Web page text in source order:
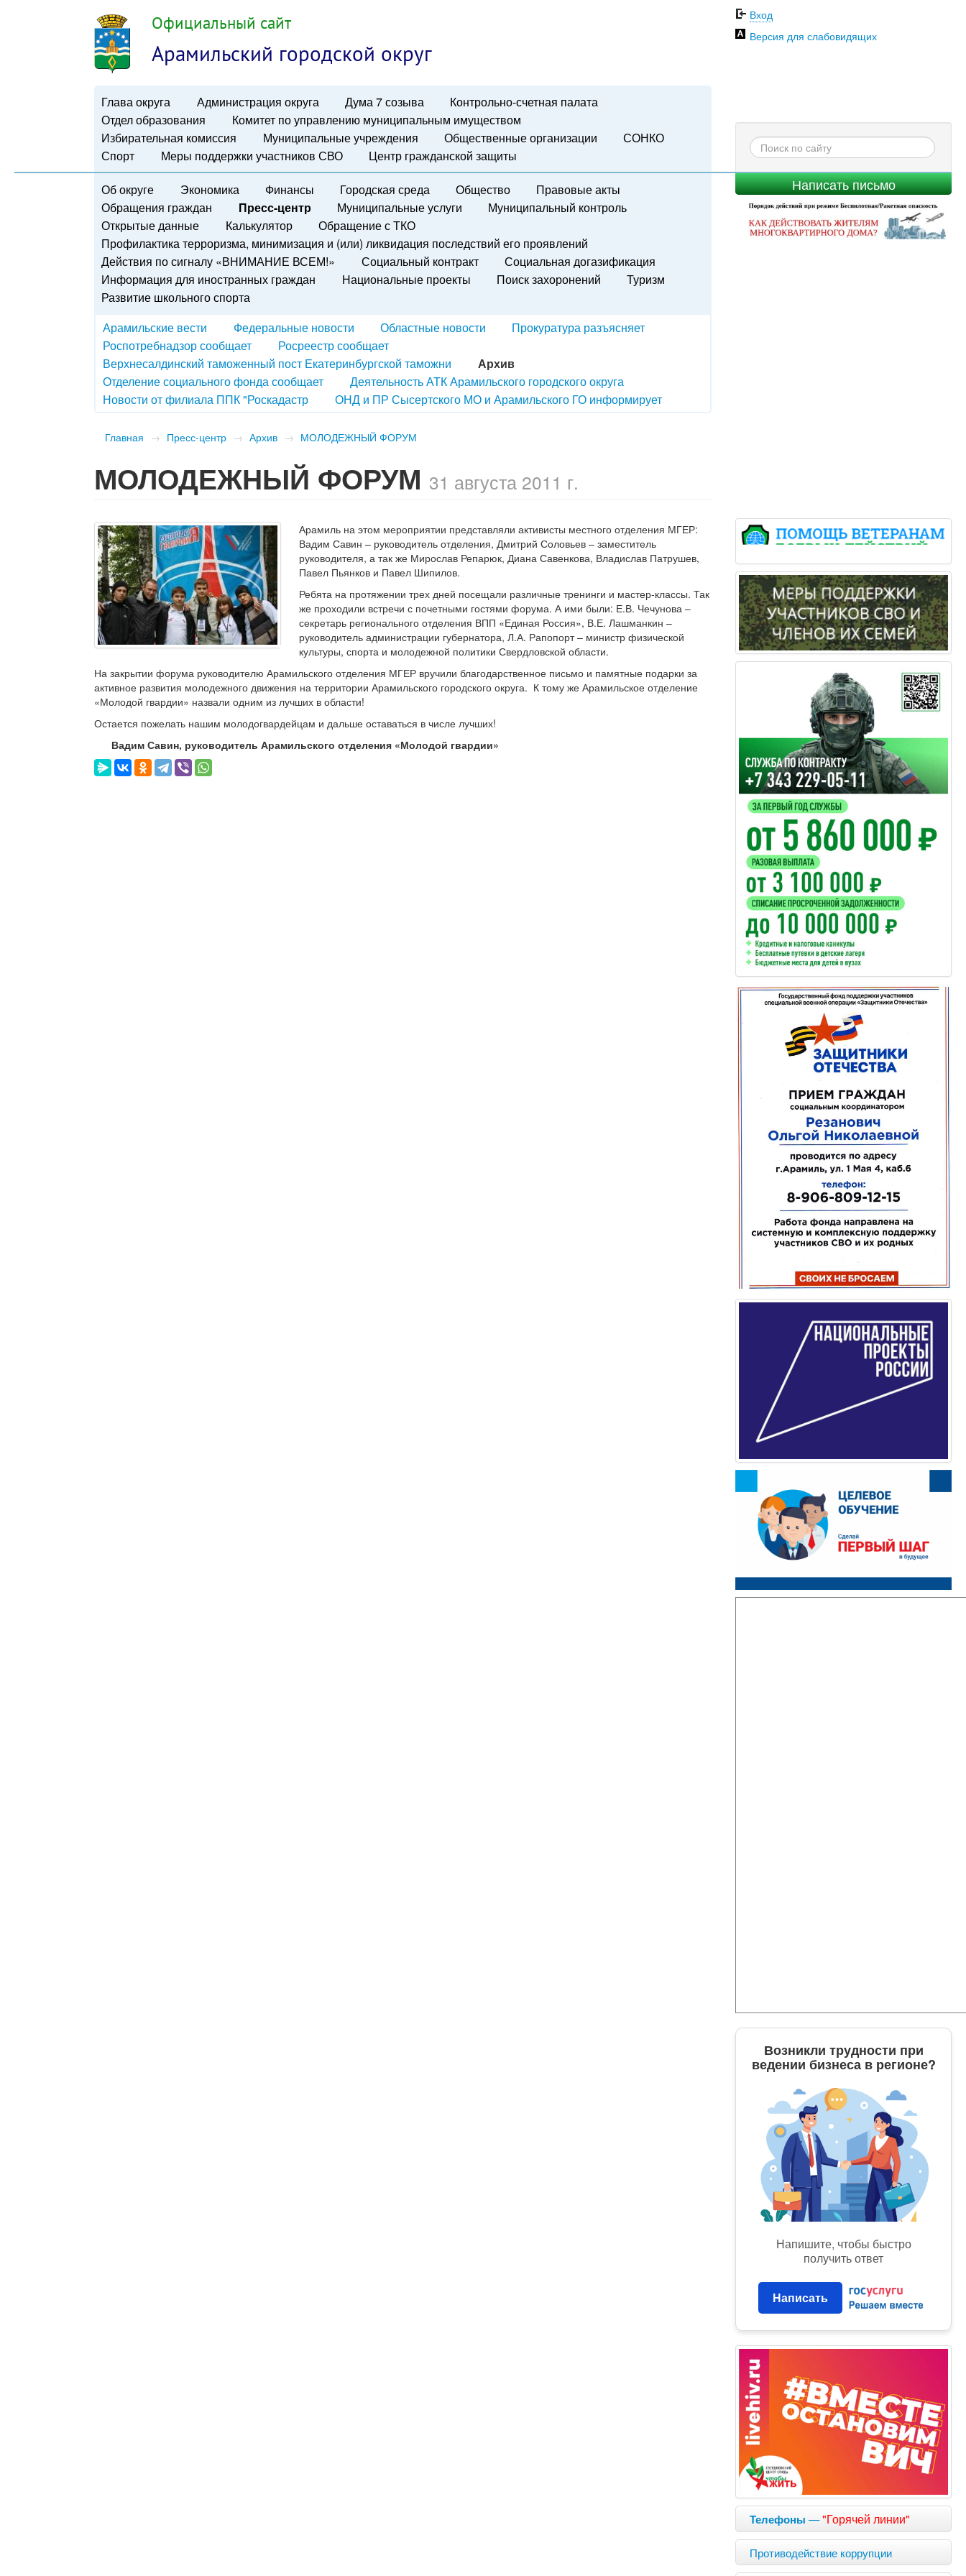
Официальный сайт
Арамильский городской округ
Глава округа Администрация округа Дума 7 созыва
Контрольно-счетная палата
Отдел образования
Комитет по управлению муниципальным имуществом
Избирательная комиссия
Муниципальные учреждения Общественные организации
СОНКО
Спорт
Меры поддержки участников СВО Центр гражданской защиты
Вход
Версия для слабовидящих
Написать письмо
Об округе Экономика Финансы Городская среда Общество
Правовые акты
Обращения граждан
Пресс-центр Муниципальные услуги
Муниципальный контроль
Открытые данные
Калькулятор
Обращение с ТКО
Профилактика терроризма, минимизация и (или) ликвидация последствий его проявлений
Действия по сигналу «ВНИМАНИЕ ВСЕМ!»
Социальный контракт
Социальная догазификация
Информация для иностранных граждан
Национальные проекты Поиск захоронений
Туризм
Развитие школьного спорта
Арамильские вести
Федеральные новости Областные новости
Прокуратура разъясняет
Роспотребнадзор сообщает
Росреестр сообщает
Верхнесалдинский таможенный пост Екатеринбургской таможни
Архив
Отделение социального фонда сообщает
Деятельность АТК Арамильского городского округа
Новости от филиала ППК "Роскадастр
ОНД и ПР Сысертского МО и Арамильского ГО информирует
Главная → Пресс-центр → Архив → МОЛОДЕЖНЫЙ ФОРУМ
МОЛОДЕЖНЫЙ ФОРУМ 31 августа 2011 г.
Арамиль на этом мероприятии представляли активисты местного отделения МГЕР:
Вадим Савин – руководитель отделения, Дмитрий Соловьев – заместитель
руководителя, а так же Мирослав Репарюк, Диана Савенкова, Владислав Патрушев,
Павел Пьянков и Павел Шипилов.
Ребята на протяжении трех дней посещали различные тренинги и мастер-классы. Так
же проходили встречи с почетными гостями форума. А ими были: Е.В. Чечунова –
секретарь регионального отделения ВПП «Единая Россия», В.Е. Лашманкин –
руководитель администрации губернатора, Л.А. Рапопорт – министр физической
культуры, спорта и молодежной политики Свердловской области.
На закрытии форума руководителю Арамильского отделения МГЕР вручили благодарственное письмо и памятные подарки за
активное развития молодежного движения на территории Арамильского городского округа. К тому же Арамильское отделение
«Молодой гвардии» назвали одним из лучших в области!
Остается пожелать нашим молодогвардейцам и дальше оставаться в числе лучших!
Вадим Савин, руководитель Арамильского отделения «Молодой гвардии»
Возникли трудности при
ведении бизнеса в регионе?
Напишите, чтобы быстро
получить ответ
Написать
Телефоны —"Горячей линии"
Противодействие коррупции